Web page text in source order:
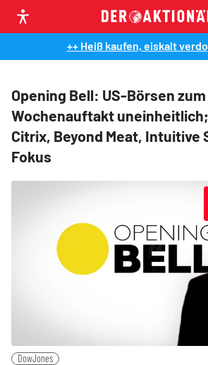
++ Heiß kaufen, eiskalt
Opening Bell: US-Börsen zum
Wochenauftakt
Citrix, Beyond Meat, Intuitive
Fokus
DowJones